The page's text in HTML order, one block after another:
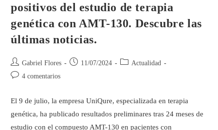
positivos del estudio de terapia
genética con AMT-130. Descubre las
últimas noticias.
Gabriel Flores 11/07/2024
Actualidad
4 comentarios
El 9 de julio, la empresa UniQure, especializada en terapia
genética, ha publicado resultados preliminares tras 24 meses de
estudio con el compuesto AMT-130 en pacientes con